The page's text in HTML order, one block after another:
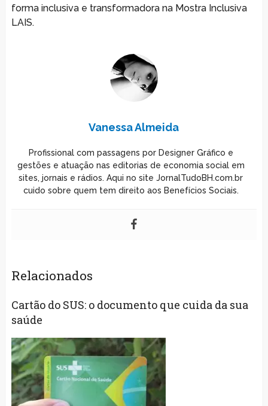
forma inclusiva e transformadora na Mostra Inclusiva
LAIS.
Vanessa Almeida
Profissional com passagens por Designer Gráfico e
gestões e atuação nas editorias de economia social em
sites, jornais e rádios. Aqui no site JornalTudoBH.com.br
cuido sobre quem tem direito aos Benefícios Sociais.
Relacionados
Cartão do SUS: o documento que cuida da sua
saúde